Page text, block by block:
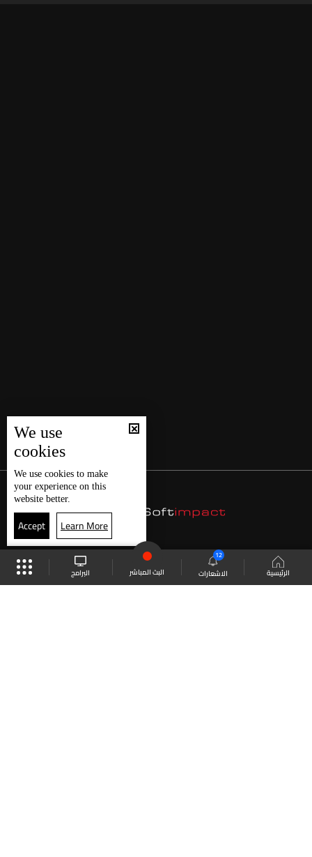
الرئيسية الاشعارات
12
البث المباشر البرامج
We use
cookies
We use cookies to make
your experience on this
website better.
Accept Learn More
موقع البرامج الجدول البث المباشر